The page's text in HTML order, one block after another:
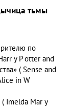
тьмы
по
y P otter and
( Sense and
in W
Imelda Mar y